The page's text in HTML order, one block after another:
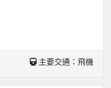
主要交通：飛機